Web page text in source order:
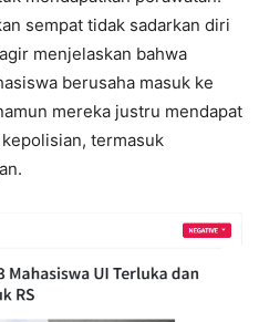
sempat tidak sadarkan diri
menjelaskan bahwa
berusaha masuk ke
mereka justru mendapat
termasuk